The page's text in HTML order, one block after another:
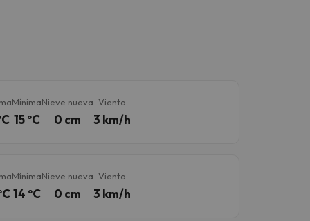
Mínima
15 ºC
Nieve nueva
0 cm
Viento
3 km/h
Mínima
14 ºC
Nieve nueva
0 cm
Viento
3 km/h